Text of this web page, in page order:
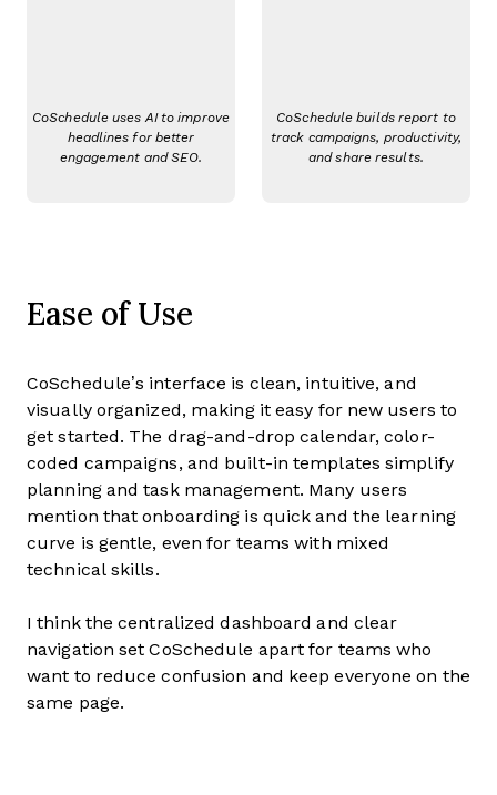
CoSchedule uses AI to improve
headlines for better
engagement and SEO.
CoSchedule builds report to
track campaigns, productivity,
and share results.
Ease of Use
CoSchedule’s interface is clean, intuitive, and
visually organized, making it easy for new users to
get started. The drag-and-drop calendar, color-
coded campaigns, and built-in templates simplify
planning and task management. Many users
mention that onboarding is quick and the learning
curve is gentle, even for teams with mixed
technical skills.
I think the centralized dashboard and clear
navigation set CoSchedule apart for teams who
want to reduce confusion and keep everyone on the
same page.